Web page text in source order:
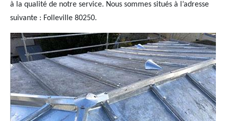
à la qualité de notre service. Nous sommes situés à l’adresse
suivante : Folleville 80250.